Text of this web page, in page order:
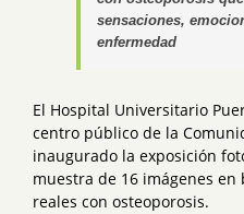
sensaciones,
enfermedad
El Hospital Universitario
centro público de la
inaugurado la exposición
muestra de 16 imágenes
reales con osteoporosis.